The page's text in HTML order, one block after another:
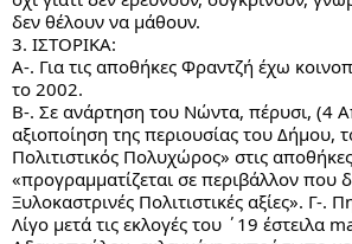
δεν θέλουν να μάθουν.
3. ΙΣΤΟΡΙΚΑ:
Α-. Για τις αποθήκες Φραντζή έχω
το 2002.
Β-. Σε ανάρτηση του Νώντα, πέρυσι, (4
αξιοποίηση της περιουσίας του Δήμου,
Πολιτιστικός Πολυχώρος» στις
«προγραμματίζεται σε περιβάλλον που
Ξυλοκαστρινές Πολιτιστικές αξίες». Γ-.
Λίγο μετά τις εκλογές του ΄19 έστειλα